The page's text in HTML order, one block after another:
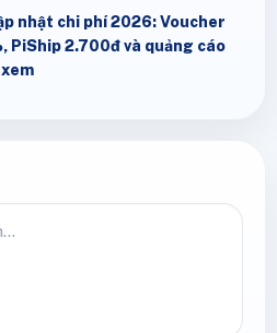
nhật chi phí 2026: Voucher
PiShip 2.700đ và quảng cáo